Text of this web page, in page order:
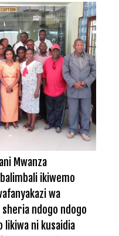
Mwanza
ikiwemo
wa
ndogo ndogo
likiwa ni kusaidia